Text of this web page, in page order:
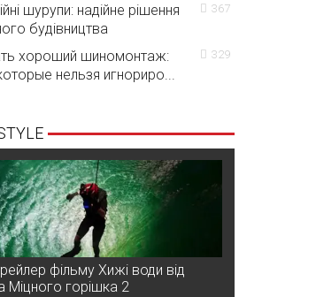
шурупи: надійне рішення
будівництва
367
хороший шиномонтаж:
нельзя игнориро...
329
фільму Хижі води від
Міцного горішка 2